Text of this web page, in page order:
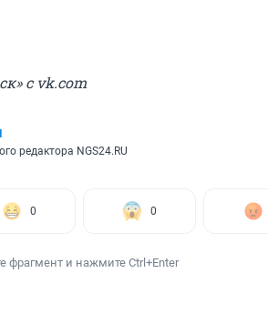
с vk.com
редактора NGS24.RU
0 0
фрагмент и нажмите Ctrl+Enter